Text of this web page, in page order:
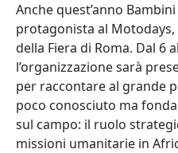
Anche quest’anno
protagonista al Motodays,
della Fiera di Roma. Dal 6
l’organizzazione sarà
per raccontare al grande
poco conosciuto ma
sul campo: il ruolo
missioni umanitarie in